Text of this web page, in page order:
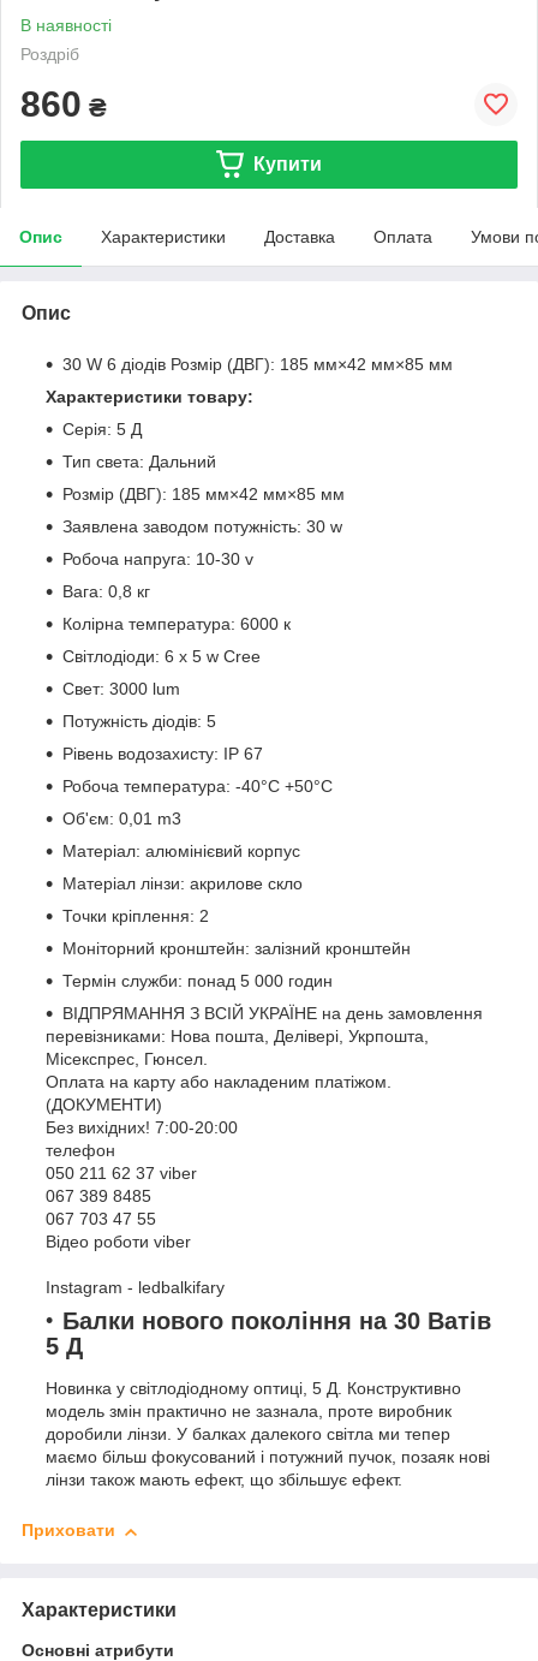
В наявності
Роздріб
860 ₴
Купити
Опис Характеристики Доставка Оплата Умови
Опис
30 W 6 діодів Розмір (ДВГ): 185 мм×42 мм×85 мм
Характеристики товару:
Серія: 5 Д
Тип света: Дальний
Розмір (ДВГ): 185 мм×42 мм×85 мм
Заявлена заводом потужність: 30 w
Робоча напруга: 10-30 v
Вага: 0,8 кг
Колірна температура: 6000 к
Світлодіоди: 6 х 5 w Cree
Свет: 3000 lum
Потужність діодів: 5
Рівень водозахисту: IP 67
Робоча температура: -40°C +50°C
Об'єм: 0,01 m3
Матеріал: алюмінієвий корпус
Матеріал лінзи: акрилове скло
Точки кріплення: 2
Моніторний кронштейн: залізний кронштейн
Термін служби: понад 5 000 годин
ВІДПРЯМАННЯ З ВСІЙ УКРАЇНЕ на день замовлення
перевізниками: Нова пошта, Делівері, Укрпошта,
Місекспрес, Гюнсел.
Оплата на карту або накладеним платіжом.
(ДОКУМЕНТИ)
Без вихідних! 7:00-20:00
телефон
050 211 62 37 viber
067 389 8485
067 703 47 55
Відео роботи viber
Instagram - ledbalkifary
Балки нового покоління на 30 Ватів
5 Д
Новинка у світлодіодному оптиці, 5 Д. Конструктивно
модель змін практично не зазнала, проте виробник
доробили лінзи. У балках далекого світла ми тепер
маємо більш фокусований і потужний пучок, позаяк нові
лінзи також мають ефект, що збільшує ефект.
Приховати
Характеристики
Основні атрибути